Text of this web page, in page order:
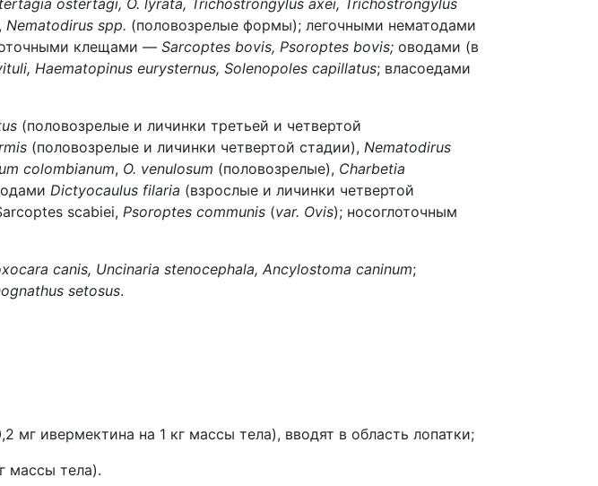
ostertagi, O. lyrata, Trichostrongylus axei, Trichostrongylus
Nematodirus spp. (половозрелые формы); легочными нематодами
клещами — Sarcoptes bovis, Psoroptes bovis; оводами (в
Haematopinus eurysternus, Solenopoles capillatus; власоедами
(половозрелые и личинки третьей и четвертой
(половозрелые и личинки четвертой стадии), Nematodirus
colombianum, O. venulosum (половозрелые), Charbetia
Dictyocaulus filaria (взрослые и личинки четвертой
scabiei, Psoroptes communis (var. Ovis); носоглоточным
canis, Uncinaria stenocephala, Ancylostoma caninum;
setosus.
мг ивермектина на 1 кг массы тела), вводят в область лопатки;
массы тела).